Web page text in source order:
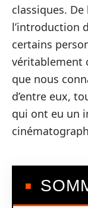
classiques.
l’introduction
certains
véritablement
que nous
d’entre eux,
qui ont eu un